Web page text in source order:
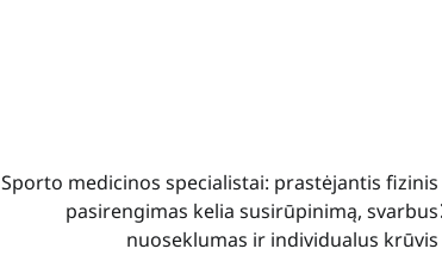
Sporto medicinos specialistai: prastėjantis fizinis
pasirengimas kelia susirūpinimą, svarbus
nuoseklumas ir individualus krūvis